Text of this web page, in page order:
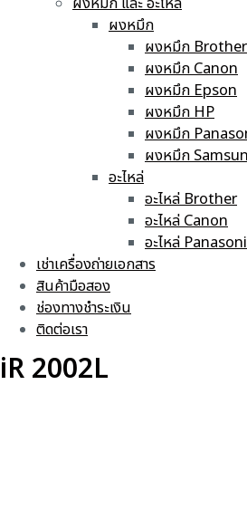
ผงหมึก
ผงหมึก Brother
ผงหมึก Canon
ผงหมึก Epson
ผงหมึก HP
ผงหมึก
ผงหมึก
อะไหล่
อะไหล่ Brother
อะไหล่ Canon
อะไหล่
เช่าเครื่องถ่ายเอกสาร
สินค้ามือสอง
ช่องทางชำระเงิน
ติดต่อเรา
iR 2002L